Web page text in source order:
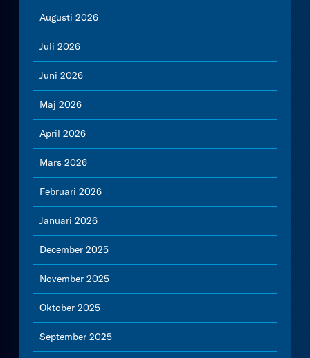
Augusti 2026
Juli 2026
Juni 2026
Maj 2026
April 2026
Mars 2026
Februari 2026
Januari 2026
December 2025
November 2025
Oktober 2025
September 2025